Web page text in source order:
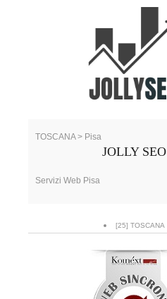
TOSCANA > Pisa
JOLLY SEO
Servizi Web Pisa
[25] TOSCANA